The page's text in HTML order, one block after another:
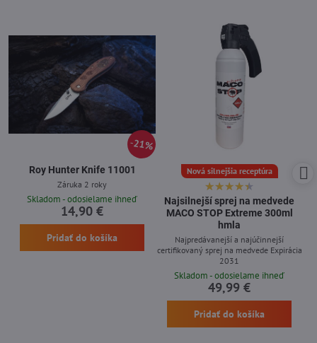
21%
Roy Hunter Knife 11001
Záruka 2 roky
Skladom - odosielame ihneď
14,90 €
Pridať do košíka
Nová silnejšia receptúra
Najsilnejší sprej na medvede
MACO STOP Extreme 300ml
hmla
Najpredávanejší a najúčinnejší
certifikovaný sprej na medvede Expirácia
2031
Skladom - odosielame ihneď
49,99 €
Pridať do košíka